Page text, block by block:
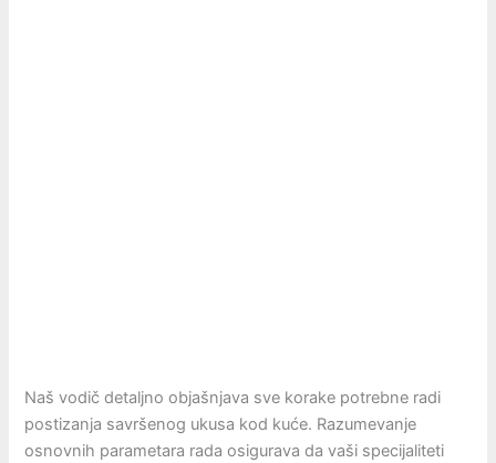
Naš vodič detaljno objašnjava sve korake potrebne radi
postizanja savršenog ukusa kod kuće. Razumevanje
osnovnih parametara rada osigurava da vaši specijaliteti